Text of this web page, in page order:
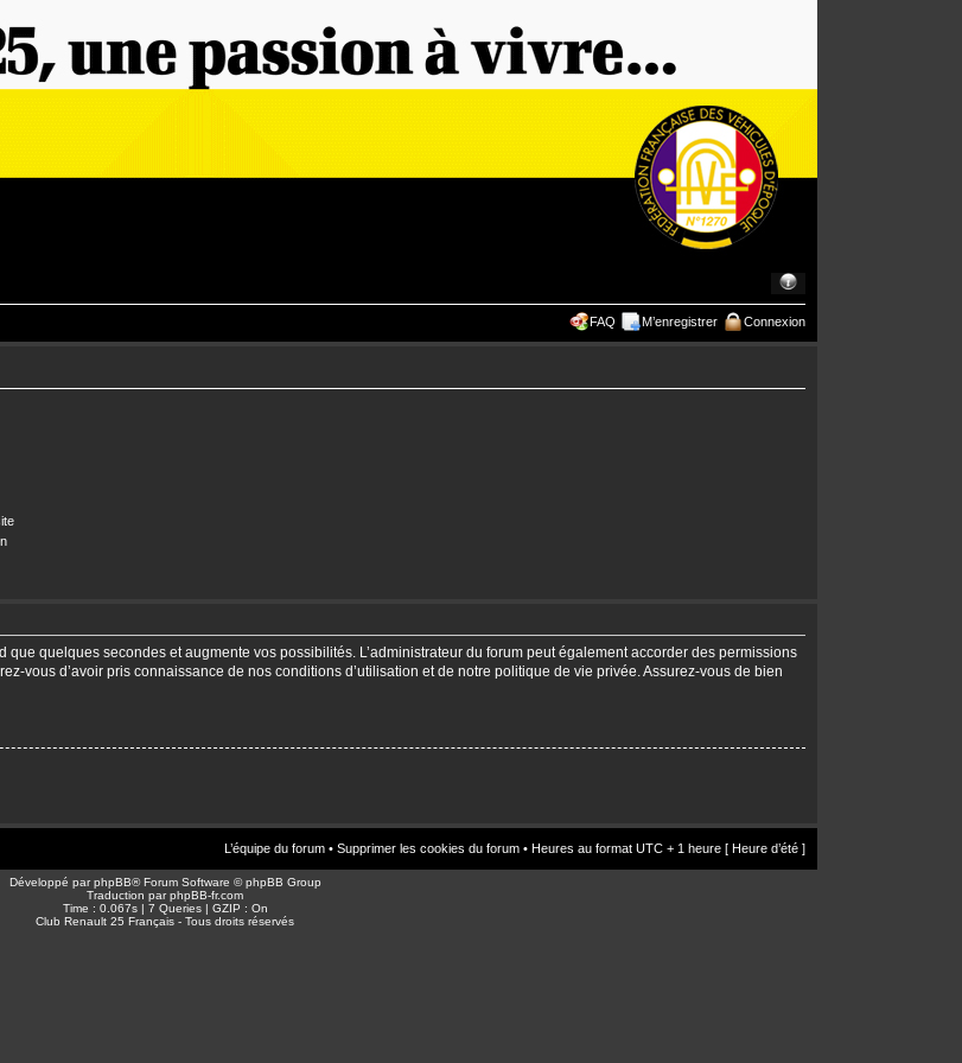
FAQ M’enregistrer Connexion
que quelques secondes et augmente vos possibilités. L’administrateur du forum peut également accorder des permissions
vous d’avoir pris connaissance de nos conditions d’utilisation et de notre politique de vie privée. Assurez-vous de bien
L’équipe du forum • Supprimer les cookies du forum • Heures au format UTC + 1 heure [ Heure d’été ]
Développé parphpBB® Forum Software © phpBB Group
Traduction parphpBB-fr.com
Time : 0.067s | 7 Queries | GZIP : On
Club Renault 25 Français - Tous droits réservés